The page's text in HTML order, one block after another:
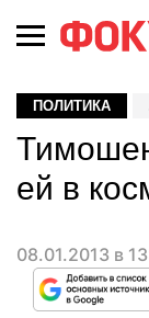
ПОЛИТИКА
ей в
08.01.2013 в